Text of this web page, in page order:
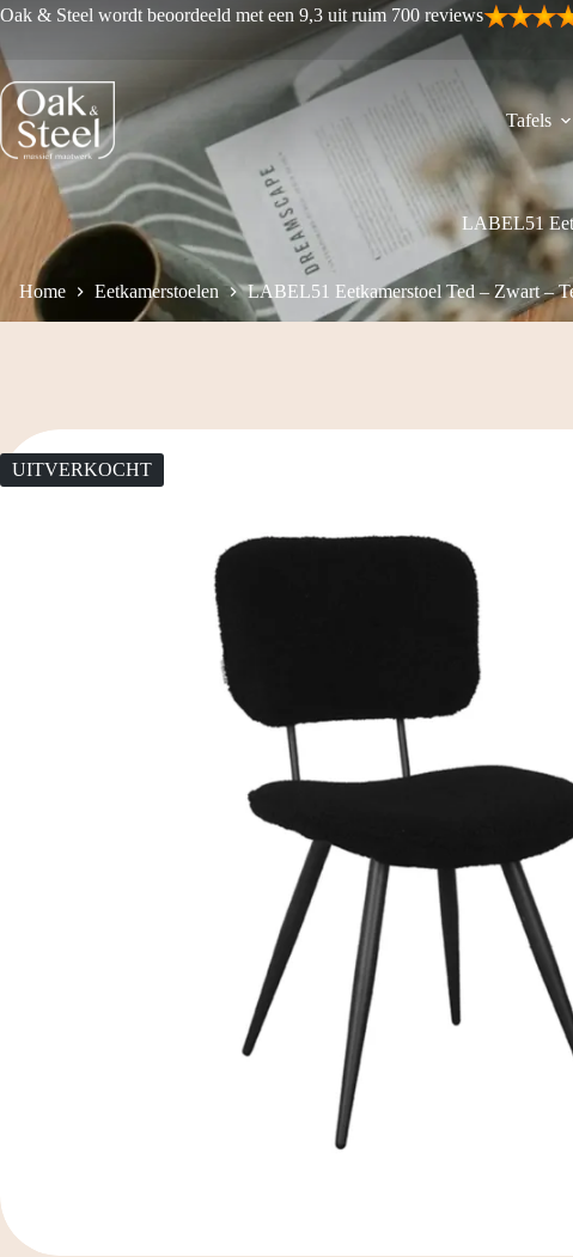
Ga
de
inhoud
Oak & Steel wordt beoordeeld met een 9,3 uit ruim 700 reviews
Tafels
LABEL51
Home Eetkamerstoelen LABEL51 Eetkamerstoel Ted – Zwart –
UITVERKOCHT